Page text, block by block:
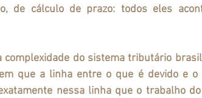
de cálculo de prazo: todos eles
complexidade do sistema tributário
que a linha entre o que é devido e
nessa linha que o trabalho